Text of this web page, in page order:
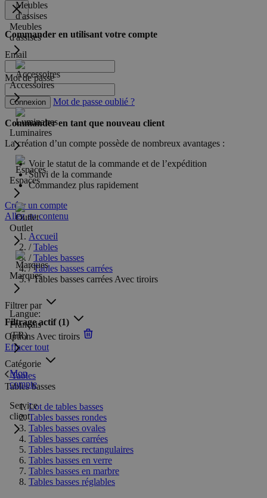
Meubles
d'assises
Accessoires
Luminaires
Espaces
Outlet
Marques
Langue:
Français
(FR)
Mon
compte
Service
client
Commander en utilisant votre compte
Email
Mot de passe
Connexion Mot de passe oublié ?
Commander en tant que nouveau client
La création d’un compte possède de nombreux avantages :
Voir le statut de la commande et de l’expédition
Suivi de la commande
Commandez plus rapidement
Créer un compte
Allez au contenu
Accueil
/ Tables
/ Tables basses
/ Tables basses carrées
/ Tables basses carrées Avec tiroirs
Filtrer par
Filtrage actif(1)
Options Avec tiroirs
Effacer tout
Catégorie
Tables
Tables basses
Lot de tables basses
Tables basses rondes
Tables basses ovales
Tables basses carrées
Tables basses rectangulaires
Tables basses en verre
Tables basses en marbre
Tables basses réglables